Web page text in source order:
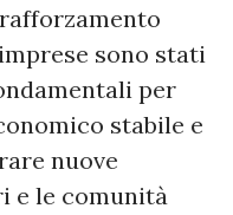
sono stati
per
stabile e
nuove
e le comunità